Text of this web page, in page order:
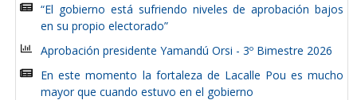
“El gobierno está sufriendo niveles de aprobación bajos
en su propio electorado”
Aprobación presidente Yamandú Orsi - 3º Bimestre 2026
En este momento la fortaleza de Lacalle Pou es mucho
mayor que cuando estuvo en el gobierno